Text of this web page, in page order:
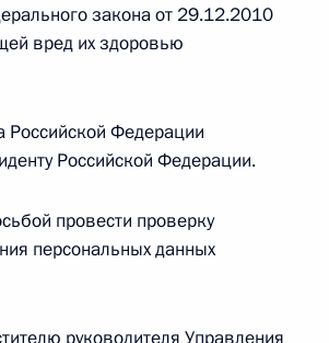
Федерации начальник
Приёмной Президента
личный приём граждан
закона от 29.12.2010
вред их здоровью
Федерации
Российской Федерации.
провести проверку
персональных данных